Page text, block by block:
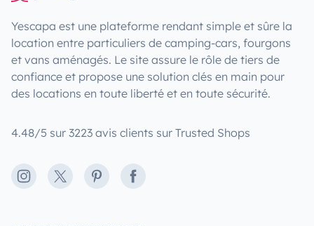
Yescapa est une plateforme rendant simple et sûre la
location entre particuliers de camping-cars, fourgons
et vans aménagés. Le site assure le rôle de tiers de
confiance et propose une solution clés en main pour
des locations en toute liberté et en toute sécurité.
4.48/5 sur 3223 avis clients sur Trusted Shops
Instagram
X PinterestFacebook